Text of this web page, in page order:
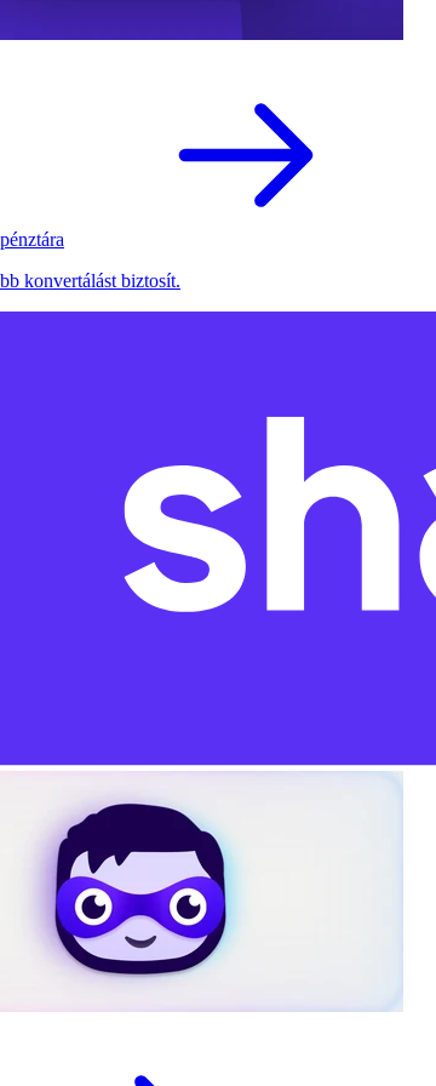
konvertálást biztosít.